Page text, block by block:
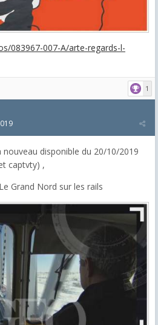
083967-007-A/arte-regards-l-
1
disponible du 20/10/2019
captvty) ,
Grand Nord sur les rails